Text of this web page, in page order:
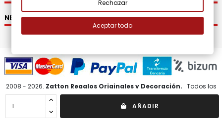
AÑADIR
NEWSLETTER
2008 - 2026. Zatton Regalos Originales y Decoración. Todos los
derechos reservados.
Rechazar
Aceptar todo